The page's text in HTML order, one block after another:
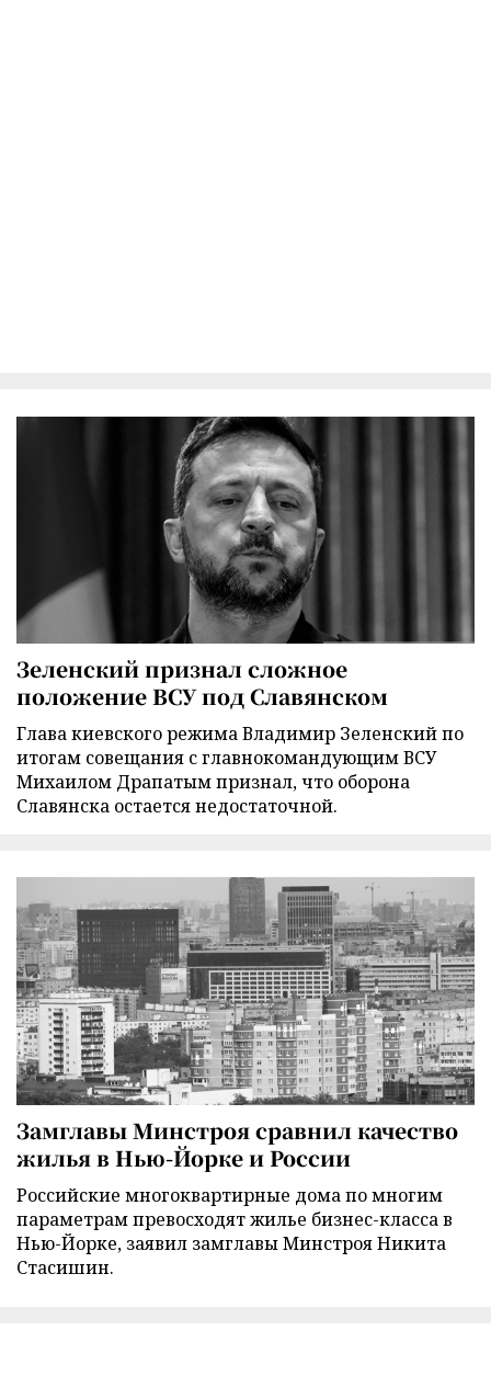
Зеленский признал сложное
положение ВСУ под Славянском
Глава киевского режима Владимир Зеленский по
итогам совещания с главнокомандующим ВСУ
Михаилом Драпатым признал, что оборона
Славянска остается недостаточной.
Замглавы Минстроя сравнил качество
жилья в Нью-Йорке и России
Российские многоквартирные дома по многим
параметрам превосходят жилье бизнес-класса в
Нью-Йорке, заявил замглавы Минстроя Никита
Стасишин.